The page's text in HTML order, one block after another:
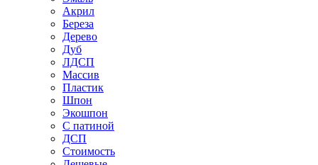
Акрил
Береза
Дерево
Дуб
ЛДСП
Массив
Пластик
Шпон
Экошпон
С патиной
ДСП
Стоимость